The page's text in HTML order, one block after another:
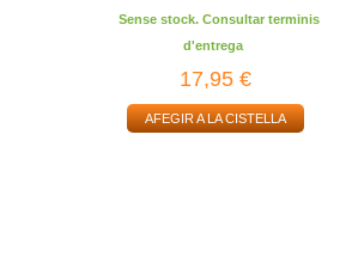
Sense stock. Consultar terminis
d'entrega
17,95 €
AFEGIR A LA CISTELLA